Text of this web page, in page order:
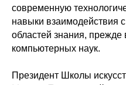
современную
навыки взаимодействия
областей знания, прежде
компьютерных наук.
Президент Школы